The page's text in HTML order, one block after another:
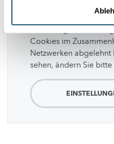
Cookies im
Netzwerken abgelehnt
sehen, ändern Sie